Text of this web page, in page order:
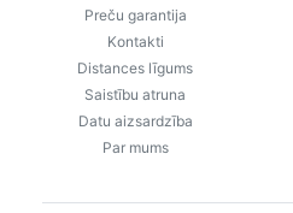
Preču garantija
Kontakti
Distances līgums
Saistību atruna
Datu aizsardzība
Par mums